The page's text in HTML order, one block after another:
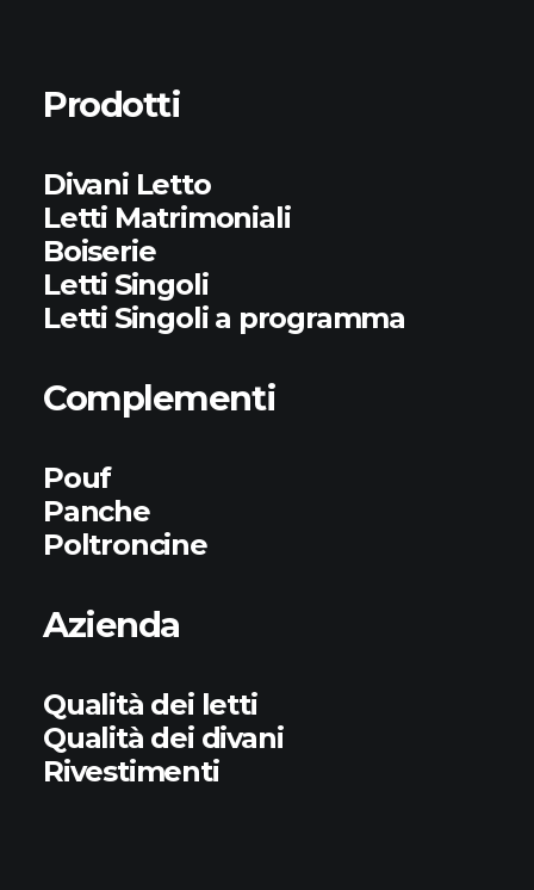
Prodotti
Divani Letto
Letti Matrimoniali
Boiserie
Letti Singoli
Letti Singoli a programma
Complementi
Pouf
Panche
Poltroncine
Azienda
Qualità dei letti
Qualità dei divani
Rivestimenti